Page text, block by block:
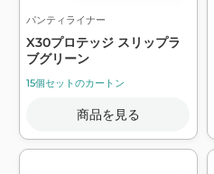
パンティライナー
X30プロテッジ スリップラ
ブグリーン
15個セットのカートン
商品を見る